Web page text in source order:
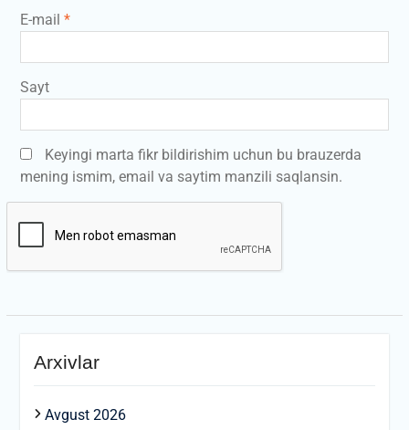
E-mail *
Sayt
Keyingi marta fikr bildirishim uchun bu brauzerda
mening ismim, email va saytim manzili saqlansin.
Arxivlar
Avgust 2026